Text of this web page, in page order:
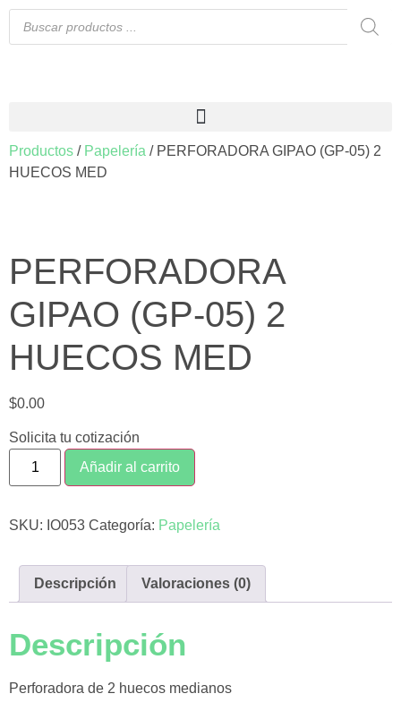
Productos / Papelería / PERFORADORA GIPAO (GP-05) 2
HUECOS MED
PERFORADORA
GIPAO (GP-05) 2
HUECOS MED
$0.00
Solicita tu cotización
Añadir al carrito
SKU: IO053 Categoría: Papelería
Descripción Valoraciones (0)
Descripción
Perforadora de 2 huecos medianos